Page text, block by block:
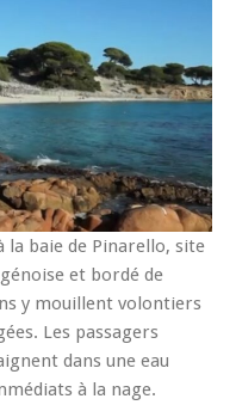
la baie de Pinarello, site
et bordé de
y mouillent volontiers
Les passagers
dans une eau
à la nage.